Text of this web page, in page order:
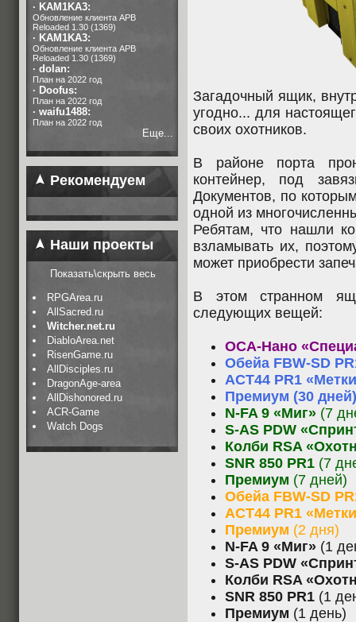
· KAM1KA3:
Обновление клиента APB
Reloaded 1.30 (1369)
· KAM1KA3:
Обновление клиента APB
Reloaded 1.30 (1369)
· dolan:
План на 2022 год
· Doofus:
План на 2022 год
· waifu1488:
План на 2022 год
Еще...
Рекомендуем
Наши проекты
Показать\скрыть весь
RPGArea.ru
AllSacred.ru
Witcher.net.ru
DiabloArea.net
RisenGame.ru
AllDisciples.ru
DragonAge-area
AllDishonored.ru
ACR-Game
Watch Dogs
Загадочный ящик,
угодно... для
своих охотников.
В районе порта
контейнер, под
Документов, по
одной из
Ребятам, что нашли
взламывать их,
может приобрести
В этом странном
следующих вещей:
ОСА-Нано
Обейа FBW-SD
ACT44 PR1
Премиум (30 дней)
N-FA 9 «Миг» (7
S-AS PDW
Колби RSA
SNR 850 PR1 (7
Премиум (7 дней)
Обейа FBW-SD
ACT44 PR1
Премиум (2 дня)
N-FA 9 «Миг» (1
S-AS PDW
Колби RSA
SNR 850 PR1 (1
Премиум (1 день)